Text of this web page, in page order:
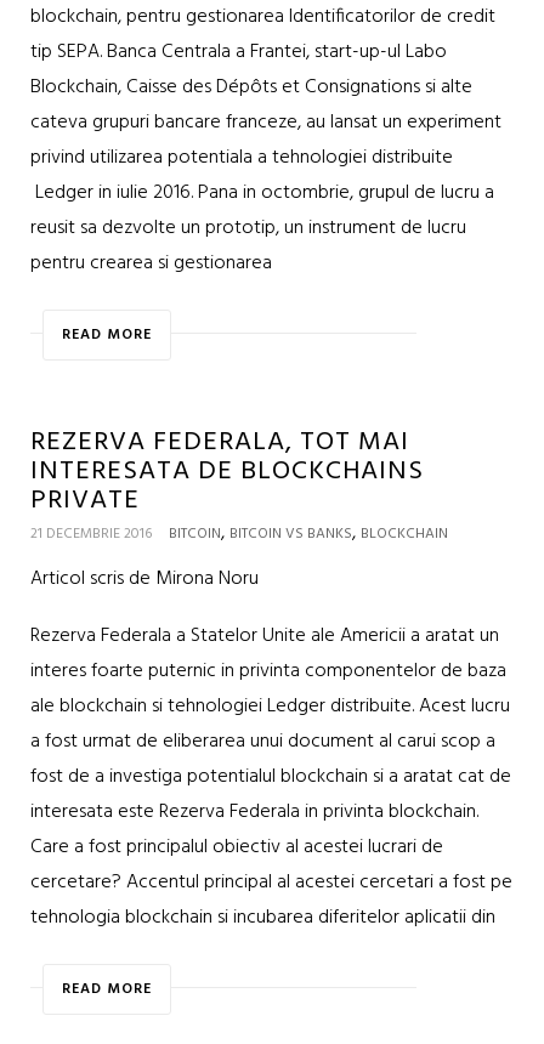
blockchain, pentru gestionarea Identificatorilor de credit
tip SEPA. Banca Centrala a Frantei, start-up-ul Labo
Blockchain, Caisse des Dépôts et Consignations si alte
cateva grupuri bancare franceze, au lansat un experiment
privind utilizarea potentiala a tehnologiei distribuite
Ledger in iulie 2016. Pana in octombrie, grupul de lucru a
reusit sa dezvolte un prototip, un instrument de lucru
pentru crearea si gestionarea
READ MORE
REZERVA FEDERALA, TOT MAI
INTERESATA DE BLOCKCHAINS
PRIVATE
21 DECEMBRIE 2016 BITCOIN, BITCOIN VS BANKS, BLOCKCHAIN
Articol scris de Mirona Noru
Rezerva Federala a Statelor Unite ale Americii a aratat un
interes foarte puternic in privinta componentelor de baza
ale blockchain si tehnologiei Ledger distribuite. Acest lucru
a fost urmat de eliberarea unui document al carui scop a
fost de a investiga potentialul blockchain si a aratat cat de
interesata este Rezerva Federala in privinta blockchain.
Care a fost principalul obiectiv al acestei lucrari de
cercetare? Accentul principal al acestei cercetari a fost pe
tehnologia blockchain si incubarea diferitelor aplicatii din
READ MORE